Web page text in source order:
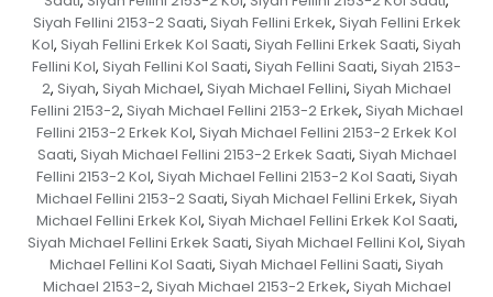
Siyah Fellini 2153-2 Saati, Siyah Fellini Erkek, Siyah Fellini Erkek
Kol, Siyah Fellini Erkek Kol Saati, Siyah Fellini Erkek Saati, Siyah
Fellini Kol, Siyah Fellini Kol Saati, Siyah Fellini Saati, Siyah 2153-
2, Siyah, Siyah Michael, Siyah Michael Fellini, Siyah Michael
Fellini 2153-2, Siyah Michael Fellini 2153-2 Erkek, Siyah Michael
Fellini 2153-2 Erkek Kol, Siyah Michael Fellini 2153-2 Erkek Kol
Saati, Siyah Michael Fellini 2153-2 Erkek Saati, Siyah Michael
Fellini 2153-2 Kol, Siyah Michael Fellini 2153-2 Kol Saati, Siyah
Michael Fellini 2153-2 Saati, Siyah Michael Fellini Erkek, Siyah
Michael Fellini Erkek Kol, Siyah Michael Fellini Erkek Kol Saati,
Siyah Michael Fellini Erkek Saati, Siyah Michael Fellini Kol, Siyah
Michael Fellini Kol Saati, Siyah Michael Fellini Saati, Siyah
Michael 2153-2, Siyah Michael 2153-2 Erkek, Siyah Michael